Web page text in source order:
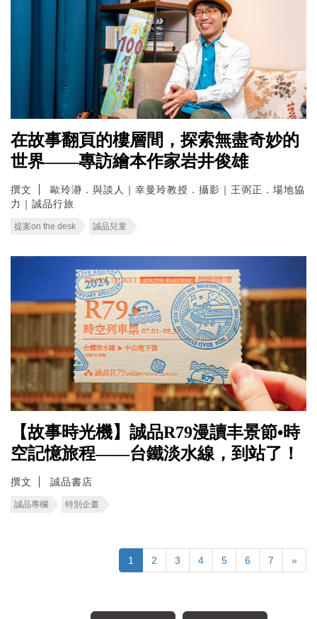
在故事翻頁的樓層間，探索無盡奇妙的
世界——專訪繪本作家岩井俊雄
撰文
歐玲瀞．與談人｜幸曼玲教授．攝影｜王弼正．場地協
力｜誠品行旅
提案on the desk 誠品兒童
【故事時光機】誠品R79漫讀丰景節•時
空記憶旅程――台鐵淡水線，到站了！
撰文 誠品書店
誠品專欄 特別企畫
1 2 3 4 5 6 7 »